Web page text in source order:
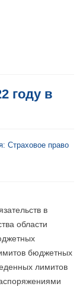
году в
Страховое право
в
области
бюджетных
лимитов